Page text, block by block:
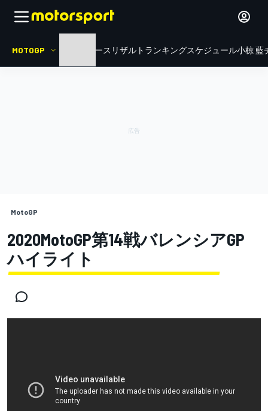
MOTOGP ニュース リザルト ランキングスケジュール小椋 藍
MotoGP
2020MotoGP第14戦バレンシアGP
ハイライト